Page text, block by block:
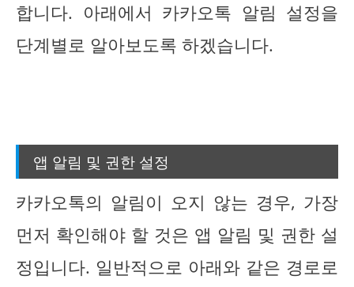
합니다. 아래에서 카카오톡 알림 설정을
단계별로 알아보도록 하겠습니다.
앱 알림 및 권한 설정
카카오톡의 알림이 오지 않는 경우, 가장
먼저 확인해야 할 것은 앱 알림 및 권한 설
정입니다. 일반적으로 아래와 같은 경로로